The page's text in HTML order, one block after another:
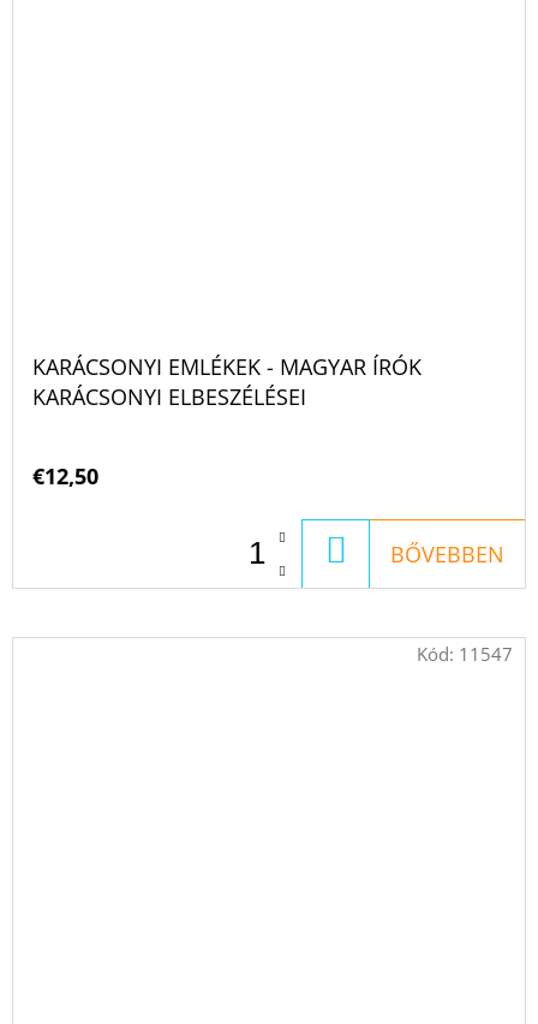
KARÁCSONYI EMLÉKEK - MAGYAR ÍRÓK
KARÁCSONYI ELBESZÉLÉSEI
€12,50
KOSÁRBA
BŐVEBBEN
Kód: 11547